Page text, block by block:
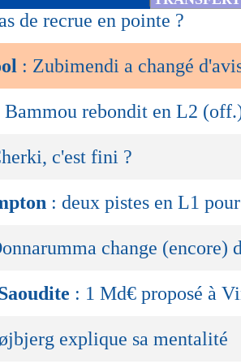
de recrue en pointe ?
: Zubimendi a changé
Bammou rebondit en L2
c'est fini ?
: deux pistes en L1
change (encore)
: 1 Md€ proposé à
explique sa mentalité